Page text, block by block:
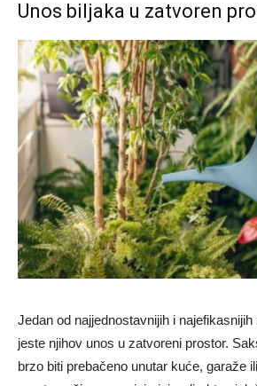
Unos biljaka u zatvoren
Jedan od najjednostavnijih i
jeste njihov unos u zatvoreni prostor.
brzo biti prebačeno unutar kuće, garaže